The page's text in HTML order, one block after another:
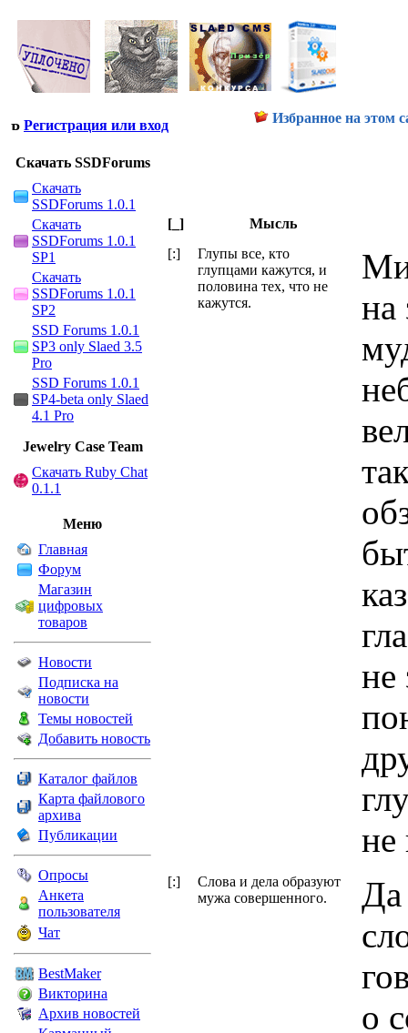
Регистрация или вход Избранное на этом
Скачать SSDForums
Скачать
SSDForums 1.0.1
Скачать
SSDForums 1.0.1
SP1
Скачать
SSDForums 1.0.1
SP2
SSD Forums 1.0.1
SP3 only Slaed 3.5
Pro
SSD Forums 1.0.1
SP4-beta only Slaed
4.1 Pro
Jewelry Сase Team
Скачать Ruby Chat
0.1.1
Меню
Главная
Форум
Магазин
цифровых
товаров
Новости
Подписка на
новости
Темы новостей
Добавить новость
Каталог файлов
Карта файлового
архива
Публикации
Опросы
Анкета
пользователя
Чат
BestMaker
Викторина
Архив новостей
[_]
Мысль
[:]
Глупы все, кто
глупцами кажутся, и
половина тех, что не
кажутся.
на
не
не
[:]
Слова и дела образуют
мужа совершенного.
Да
о